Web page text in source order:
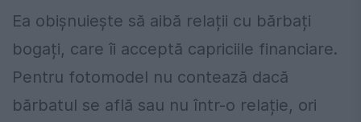
Ea obișnuiește să aibă relații cu bărbați
bogați, care îi acceptă capriciile financiare.
Pentru fotomodel nu contează dacă
bărbatul se află sau nu într-o relație, ori